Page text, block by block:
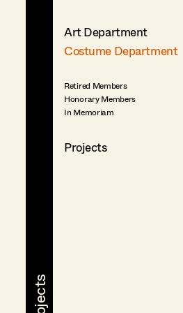
Art Department
Costume Department
Retired Members
Honorary Members
In Memoriam
Projects